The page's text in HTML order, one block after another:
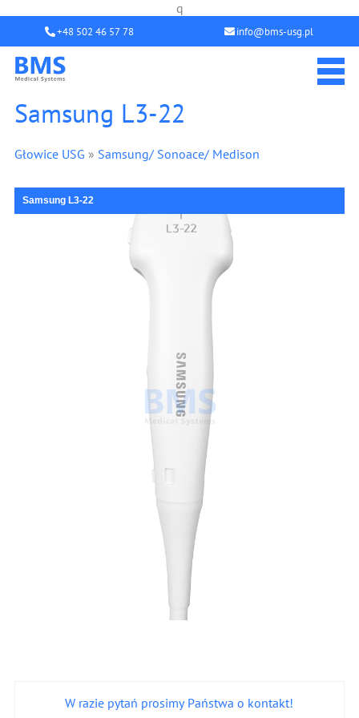
q
+48 502 46 57 78 info@bms-usg.pl
Samsung L3-22
Głowice USG » Samsung/ Sonoace/ Medison
Samsung L3-22
W razie pytań prosimy Państwa o kontakt!